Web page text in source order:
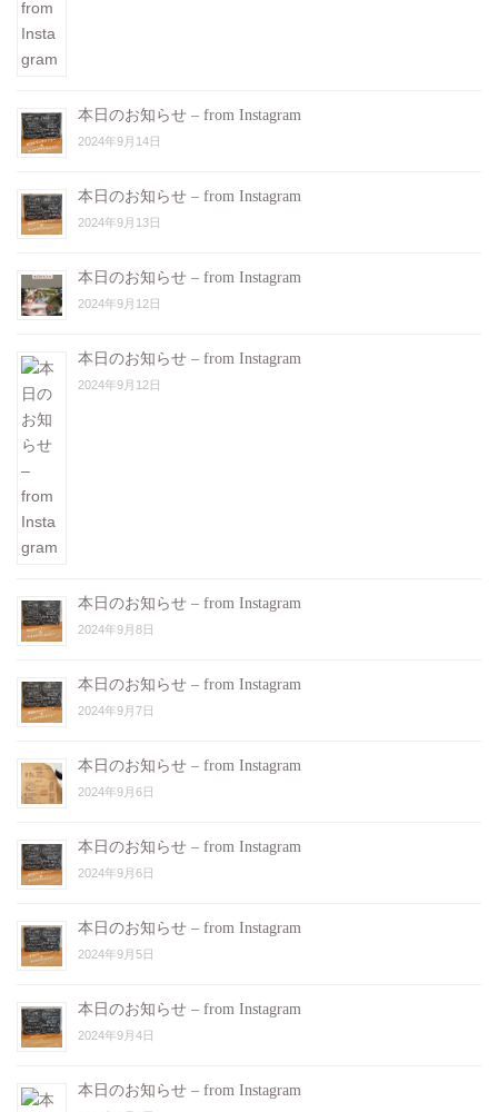
本日のお知らせ – from Instagram
2024年9月14日
本日のお知らせ – from Instagram
2024年9月13日
本日のお知らせ – from Instagram
2024年9月12日
本日のお知らせ – from Instagram
2024年9月12日
本日のお知らせ – from Instagram
2024年9月8日
本日のお知らせ – from Instagram
2024年9月7日
本日のお知らせ – from Instagram
2024年9月6日
本日のお知らせ – from Instagram
2024年9月6日
本日のお知らせ – from Instagram
2024年9月5日
本日のお知らせ – from Instagram
2024年9月4日
本日のお知らせ – from Instagram